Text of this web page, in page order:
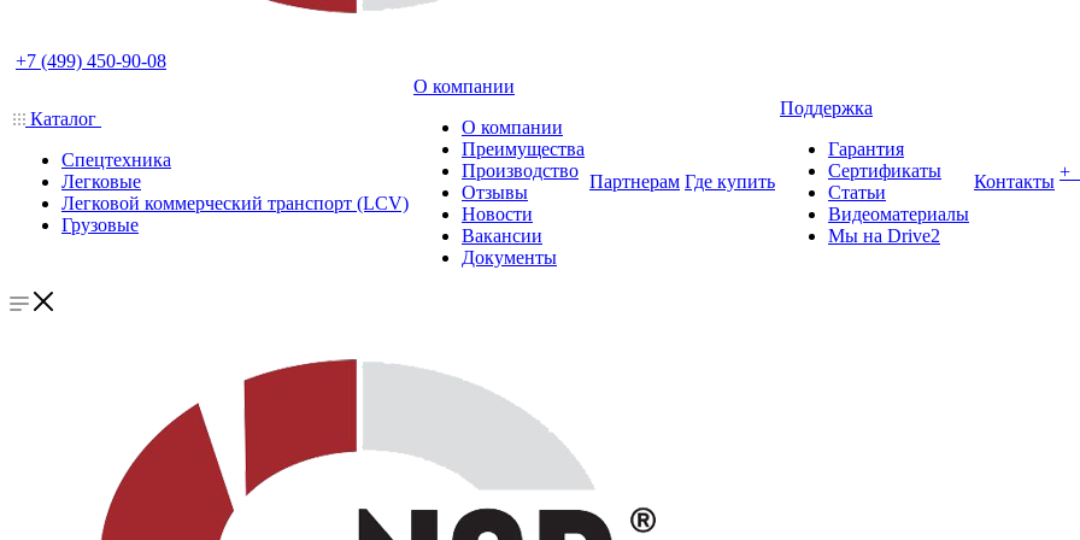
+7 (499) 450-90-08
Каталог
Спецтехника
Легковые
Легковой коммерческий транспорт (LCV)
Грузовые
О компании
О компании
Преимущества
Производство
Отзывы
Новости
Вакансии
Документы
Партнерам Где купить
Поддержка
Гарантия
Сертификаты
Статьи
Видеоматериалы
Мы на Drive2
Контакты +